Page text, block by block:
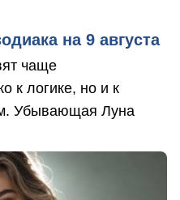
на 9 августа
чаще
к логике, но и к
Убывающая Луна